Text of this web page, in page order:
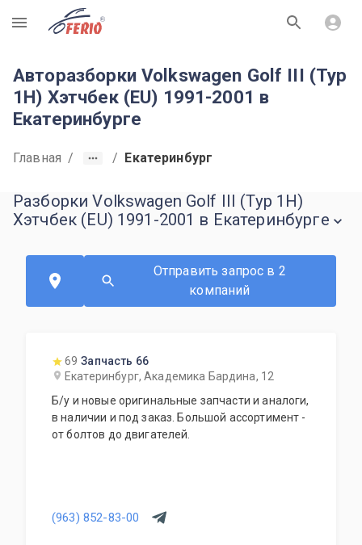
R
Авторазборки Volkswagen Golf III (Typ
1H) Хэтчбек (EU) 1991-2001 в
Екатеринбурге
Главная / / Екатеринбург
Разборки Volkswagen Golf III (Typ 1H)
Хэтчбек (EU) 1991-2001 в Екатеринбурге
Отправить запрос в 2
компаний
69 Запчасть 66
Екатеринбург, Академика Бардина, 12
Б/у и новые оригинальные запчасти и аналоги,
в наличии и под заказ. Большой ассортимент -
от болтов до двигателей.
(963) 852-83-00